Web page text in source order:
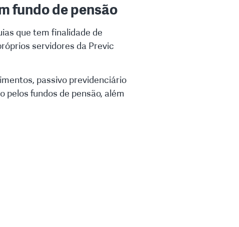
fundo de pensão
que tem finalidade de
servidores da Previc
passivo previdenciário
fundos de pensão, além